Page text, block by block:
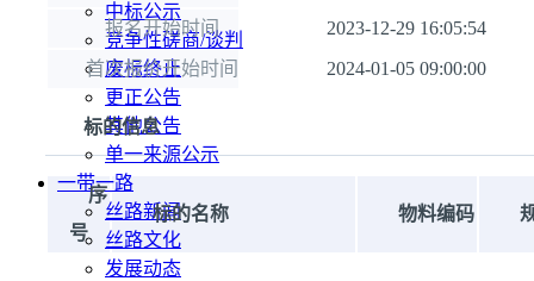
中标公示
竞争性磋商/谈判
废标终止
更正公告
其他公告
单一来源公示
一带一路
丝路新闻
丝路文化
发展动态
报名开始时间
2023-12-29 16:05:54
首次报价开始时间
2024-01-05 09:00:00
标的信息
序
号
标的名称 物料编码